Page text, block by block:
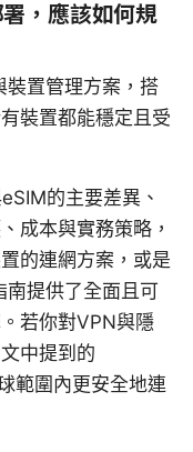
，應該如何規
裝置管理方案，搭
裝置都能穩定且受
的主要差異、
成本與實務策略，
的連網方案，或是
南提供了全面且可
若你對VPN與隱
中提到的
範圍內更安全地連